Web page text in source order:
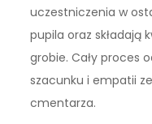
uczestniczenia w
pupila oraz składają
grobie. Cały proces
szacunku i empatii
cmentarza.